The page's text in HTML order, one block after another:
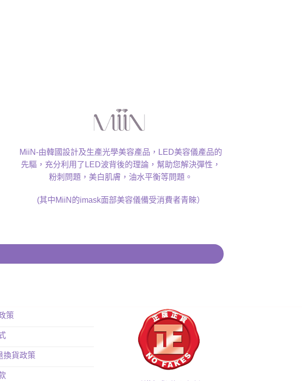
MiiN-由韓國設計及生產光學美容產品，LED美容儀產品的
先驅，充分利用了LED波背後的理論，幫助您解決彈性，
粉刺問題，美白肌膚，油水平衡等問題。
(其中MiiN 的imask面部美容儀備受消費者青睞）
策
換貨政策